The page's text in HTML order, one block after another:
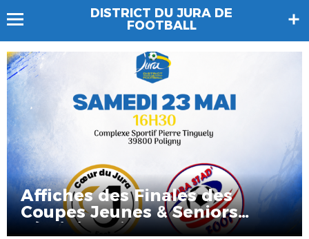
DISTRICT DU JURA DE
FOOTBALL
Affiches des Finales des
Coupes Jeunes & Seniors
Féminines à 8 2026